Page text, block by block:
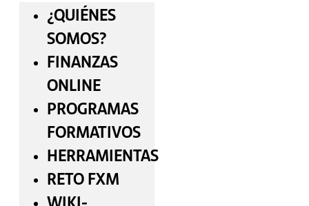
¿QUIÉNES
SOMOS?
FINANZAS
ONLINE
PROGRAMAS
FORMATIVOS
HERRAMIENTAS
RETO FXM
WIKI-